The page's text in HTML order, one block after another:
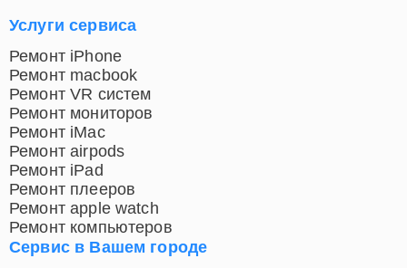
Сервис в Вашем городе
Услуги сервиса
Ремонт iPhone
Ремонт macbook
Ремонт VR систем
Ремонт мониторов
Ремонт iMac
Ремонт airpods
Ремонт iPad
Ремонт плееров
Ремонт apple watch
Ремонт компьютеров